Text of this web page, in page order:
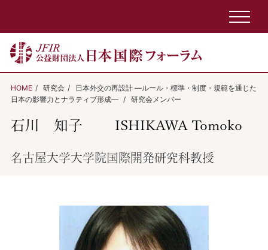
HOME 研究会
日本外交の再設計 ―ルール・標準・制度・規範を通じた
日本の影響力とナラティブ形成―
研究会メンバー
石川 知子 ISHIKAWA Tomoko
名古屋大学大学院国際開発研究科教授